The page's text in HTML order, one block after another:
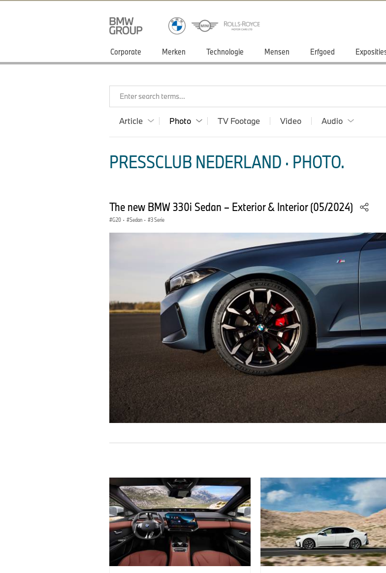
Corporate Merken Technologie Mensen Erfgoed
Enter search terms...
Article Photo TV Footage Video Audio
PRESSCLUB NEDERLAND · PHOTO.
The new BMW 330i Sedan – Exterior & Interior (05/2024)
G20 · Sedan · 3 Serie